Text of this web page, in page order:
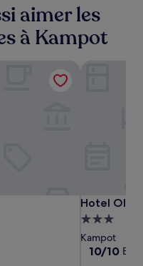
aimer les
à Kampot
Chateau
Kampot
Hotel
Old
Cinema
Hotel Old
Hotel Old
3.0 étoiles
Kampot
10.0
10/10
Hotel Old